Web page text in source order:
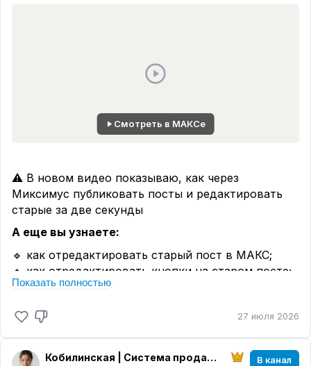
Смотреть в МАКСе
⚠️ В новом видео показываю, как через
Миксимус публиковать посты и редактировать
старые за две секунды
А еще вы узнаете:
🔹 как отредактировать старый пост в МАКС;
🔹 как отредактировать кнопки на старом посте;
🔹 как сделать верстку для публикации;
одним сообщением.
Полная версия на Рутуб ⬇️
Показать полностью
27 июля 2026
Кобилинская | Система продаж из блога В канал